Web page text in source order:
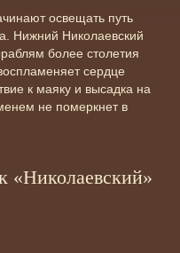
освещать путь
Нижний Николаевский
более столетия
сердце
к маяку и высадка на
не померкнет в
«Николаевский»